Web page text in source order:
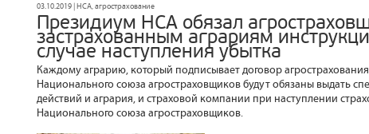
03.10.2019 | НСА, агрострахование
Президиум НСА обязал
застрахованным аграриям
случае наступления убытка
Каждому аграрию, который подписывает договор
Национального союза агростраховщиков будут обязаны выдать
действий и агрария, и страховой компании при наступлении
Национального союза агростраховщиков.